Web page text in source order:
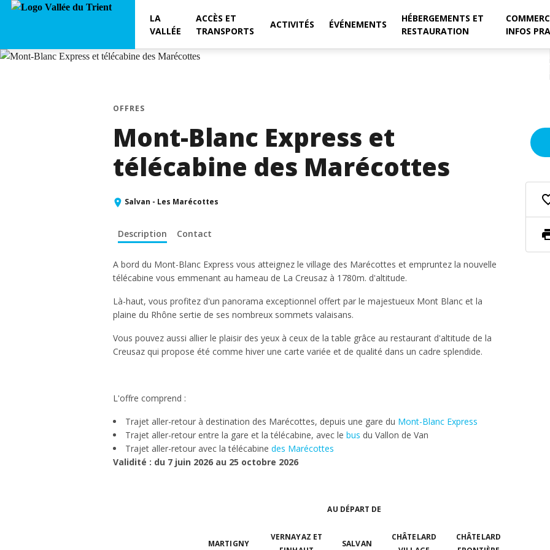
LA
VALLÉE
ACCÈS ET
TRANSPORTS
ACTIVITÉS ÉVÉNEMENTS
HÉBERGEMENTS ET
RESTAURATION
INFOS
OFFRES
Mont-Blanc Express et
télécabine des Marécottes
Salvan - Les Marécottes
Description Contact
A bord du Mont-Blanc Express vous atteignez le village des Marécottes et empruntez la nouvelle
télécabine vous emmenant au hameau de La Creusaz à 1780m. d'altitude.
Là-haut, vous profitez d'un panorama exceptionnel offert par le majestueux Mont Blanc et la
plaine du Rhône sertie de ses nombreux sommets valaisans.
Vous pouvez aussi allier le plaisir des yeux à ceux de la table grâce au restaurant d'altitude de la
Creusaz qui propose été comme hiver une carte variée et de qualité dans un cadre splendide.
L'offre comprend :
Trajet aller-retour à destination des Marécottes, depuis une gare du Mont-Blanc Express
Trajet aller-retour entre la gare et la télécabine, avec le bus du Vallon de Van
Trajet aller-retour avec la télécabine des Marécottes
Validité : du 7 juin 2026 au 25 octobre 2026
AU DÉPART DE
MARTIGNY
VERNAYAZ ET
SALVAN
CHÂTELARD
CHÂTELARD